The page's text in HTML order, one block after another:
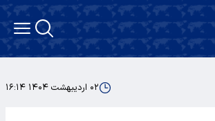
۰۲ اردیبهشت ۱۴۰۴ ۱۶:۱۴